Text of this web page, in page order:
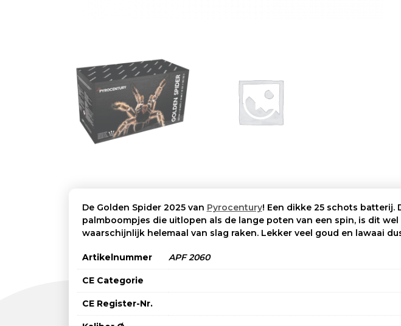
De Golden Spider 2025 van Pyrocentury! Een dikke 25 schots batterij.
palmboompjes die uitlopen als de lange poten van een spin, is dit
waarschijnlijk helemaal van slag raken. Lekker veel goud en lawaai
Artikelnummer APF 2060
CE Categorie
CE Register-Nr.